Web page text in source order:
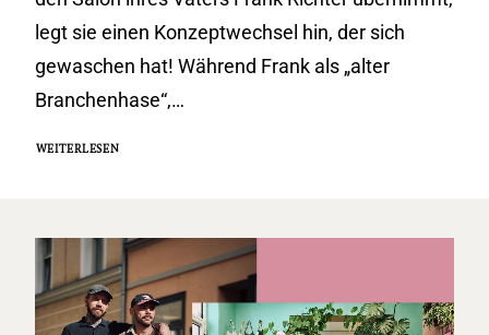
legt sie einen Konzeptwechsel hin, der sich
gewaschen hat! Während Frank als „alter
Branchenhase“,…
WEITERLESEN